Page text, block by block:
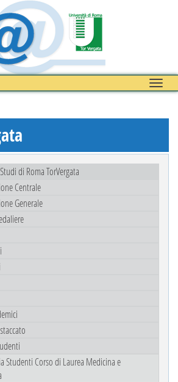
Toggle
di Roma TorVergata
Centrale
Generale
Studenti Corso di Laurea Medicina e